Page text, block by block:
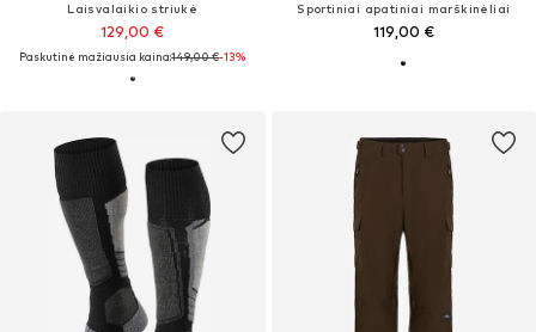
Laisvalaikio striukė
129,00 €
Paskutinė mažiausia kaina:149,00 €-13%
Sportiniai apatiniai marškinėliai
119,00 €